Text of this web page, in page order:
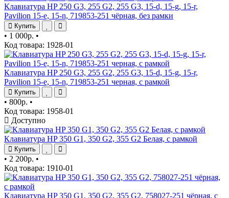
Клавиатура HP 250 G3, 255 G2, 255 G3, 15-d, 15-g, 15-r,
Pavilion 15-e, 15-n, 719853-251 чёрная, без рамки
Купить
• 1 000р. •
Код товара: 1928-01
Клавиатура HP 250 G3, 255 G2, 255 G3, 15-d, 15-g, 15-r,
Pavilion 15-e, 15-n, 719853-251 черная, с рамкой
Купить
• 800р. •
Код товара: 1958-01
Доступно
Клавиатура HP 350 G1, 350 G2, 355 G2 Белая, с рамкой
Купить
• 2 200р. •
Код товара: 1910-01
Клавиатура HP 350 G1, 350 G2, 355 G2, 758027-251 чёрная, с